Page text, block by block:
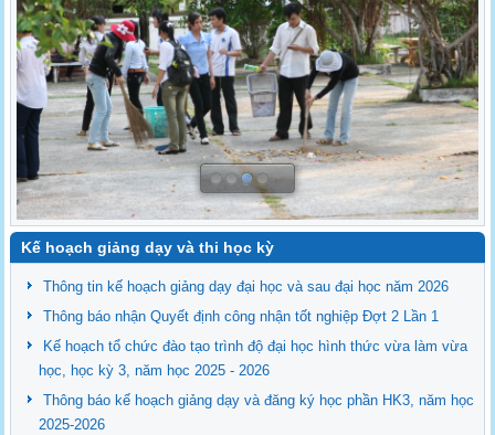
Kế hoạch giảng dạy và thi học kỳ
Thông tin kế hoạch giảng dạy đại học và sau đại học năm 2026
Thông báo nhận Quyết định công nhận tốt nghiệp Đợt 2 Lần 1
Kế hoạch tổ chức đào tạo trình độ đại học hình thức vừa làm vừa
học, học kỳ 3, năm học 2025 - 2026
Thông báo kế hoạch giảng dạy và đăng ký học phần HK3, năm học
2025-2026